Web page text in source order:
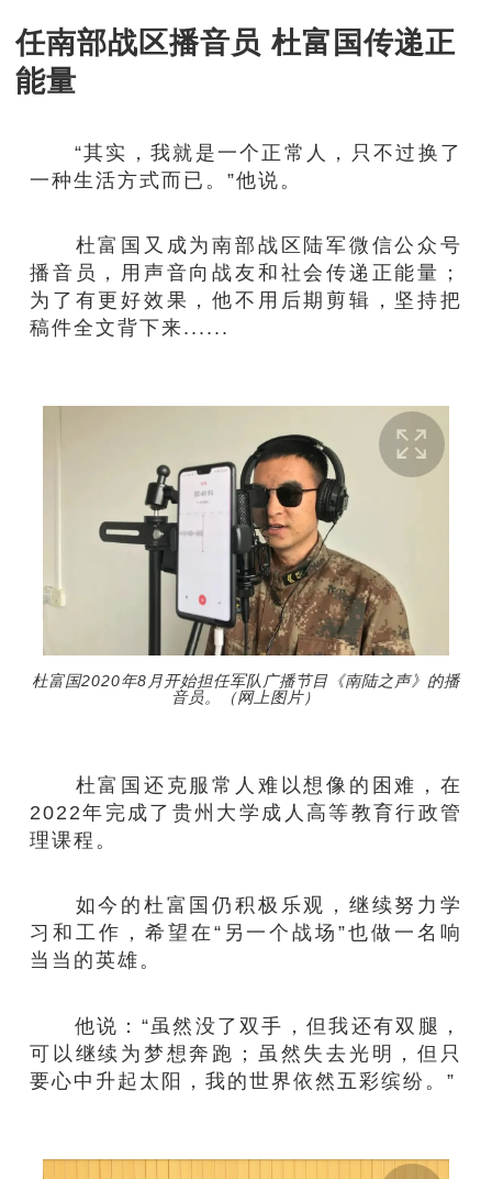
任南部战区播音员 杜富国传递正
能量
“其实，我就是一个正常人，只不过换了
一种生活方式而已。”他说。
杜富国又成为南部战区陆军微信公众号
播音员，用声音向战友和社会传递正能量；
为了有更好效果，他不用后期剪辑，坚持把
稿件全文背下来......
杜富国2020年8月开始担任军队广播节目《南陆之声》的播
音员。（网上图片）
杜富国还克服常人难以想像的困难，在
2022年完成了贵州大学成人高等教育行政管
理课程。
如今的杜富国仍积极乐观，继续努力学
习和工作，希望在“另一个战场”也做一名响
当当的英雄。
他说：“虽然没了双手，但我还有双腿，
可以继续为梦想奔跑；虽然失去光明，但只
要心中升起太阳，我的世界依然五彩缤纷。”